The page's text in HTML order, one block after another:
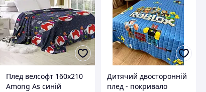
Плед велсофт 160х210
Among As синій
Дитячий двосторонній
плед - покривало